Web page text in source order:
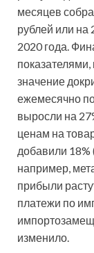
месяцев
рублей или на
2020 года.
значение
ежемесячно
выросли на
ценам на
добавили 18%
например,
прибыли
платежи по
изменило.